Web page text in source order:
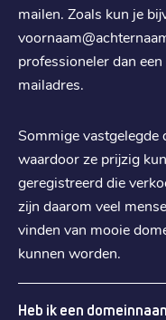
mailen. Zoals kun je
professioneler dan
mailadres.
Sommige vastgelegde
waardoor ze prijzig
geregistreerd die
zijn daarom veel
vinden van mooie
kunnen worden.
Heb ik een